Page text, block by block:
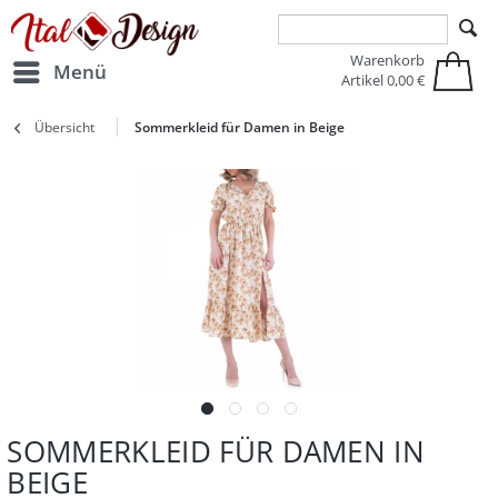
Zur Hauptnavigation springen Zum Hauptinhalt springen
Menü
Warenkorb
Artikel0,00 €
Übersicht Sommerkleid für Damen in Beige
SOMMERKLEID FÜR DAMEN IN
BEIGE